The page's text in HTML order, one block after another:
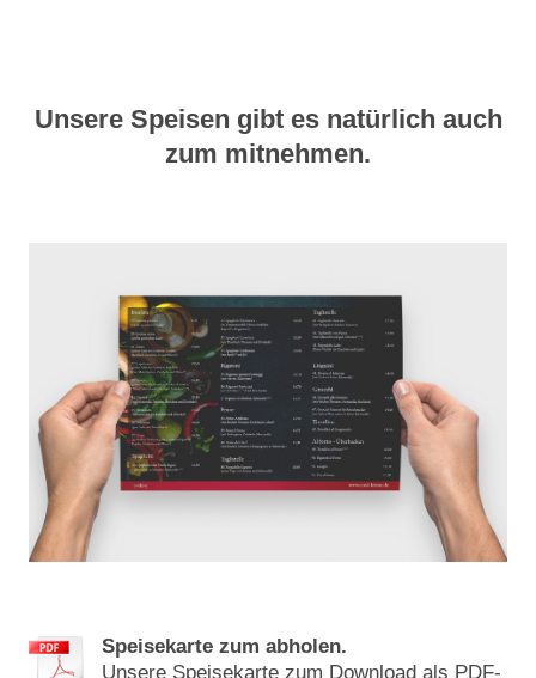
Unsere Speisen gibt es natürlich auch
zum mitnehmen.
Speisekarte zum abholen.
Unsere Speisekarte zum Download als PDF-